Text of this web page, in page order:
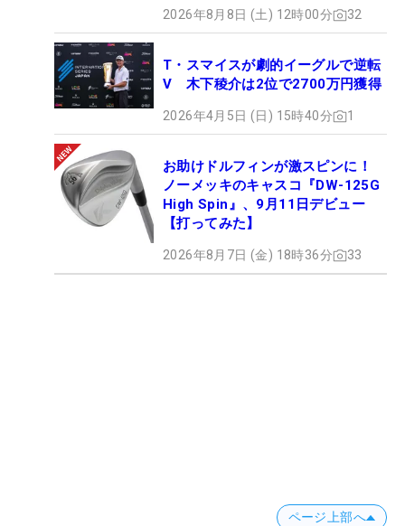
2026年8月8日 (土) 12時00分 32
T・スマイスが劇的イーグルで逆転
V 木下稜介は2位で2700万円獲得
2026年4月5日 (日) 15時40分 1
お助けドルフィンが激スピンに！
ノーメッキのキャスコ『DW-125G
High Spin』、9月11日デビュー
【打ってみた】
2026年8月7日 (金) 18時36分 33
ページ上部へ